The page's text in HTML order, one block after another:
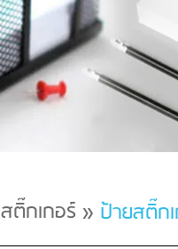
สติ๊กเกอร์ » ป้ายสติ๊ก